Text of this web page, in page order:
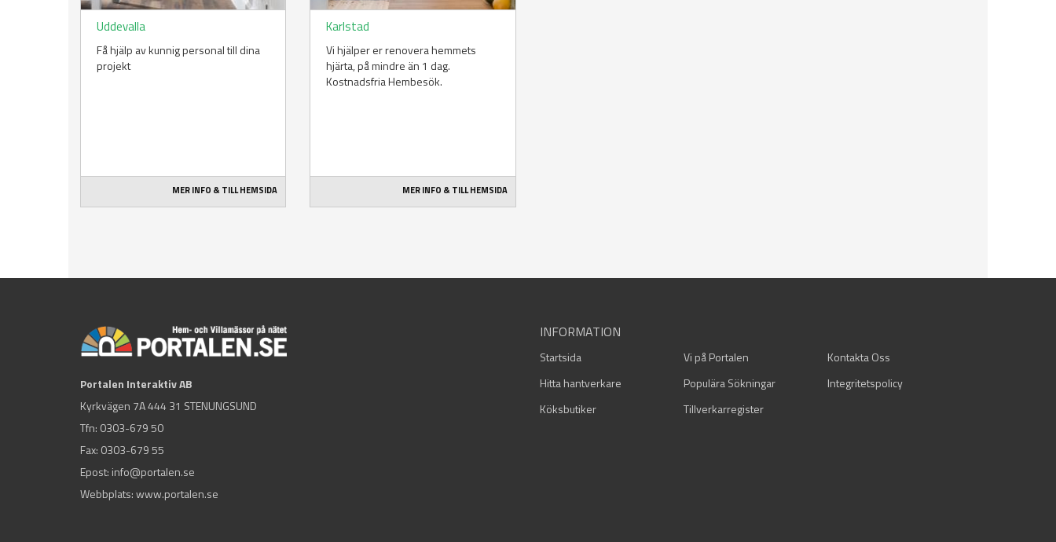
Uddevalla
Få hjälp av kunnig personal till dina
projekt
MER INFO & TILL HEMSIDA
Karlstad
Vi hjälper er renovera hemmets
hjärta, på mindre än 1 dag.
Kostnadsfria Hembesök.
MER INFO & TILL HEMSIDA
Portalen Interaktiv AB
Kyrkvägen 7A 444 31 STENUNGSUND
Tfn: 0303-679 50
Fax: 0303-679 55
Epost: info@portalen.se
Webbplats: www.portalen.se
INFORMATION
Startsida Vi på Portalen
Kontakta Oss
Hitta hantverkare
Populära Sökningar
Integritetspolicy
Köksbutiker
Tillverkarregister